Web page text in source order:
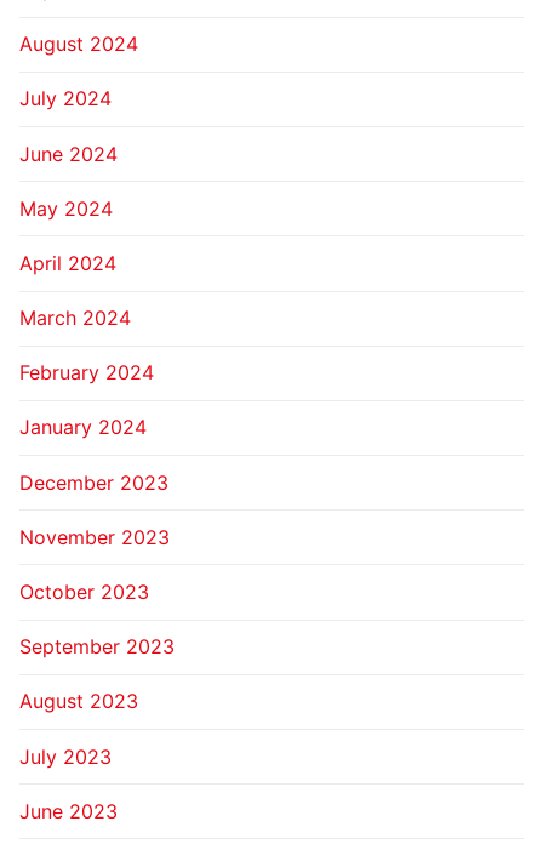
August 2024
July 2024
June 2024
May 2024
April 2024
March 2024
February 2024
January 2024
December 2023
November 2023
October 2023
September 2023
August 2023
July 2023
June 2023